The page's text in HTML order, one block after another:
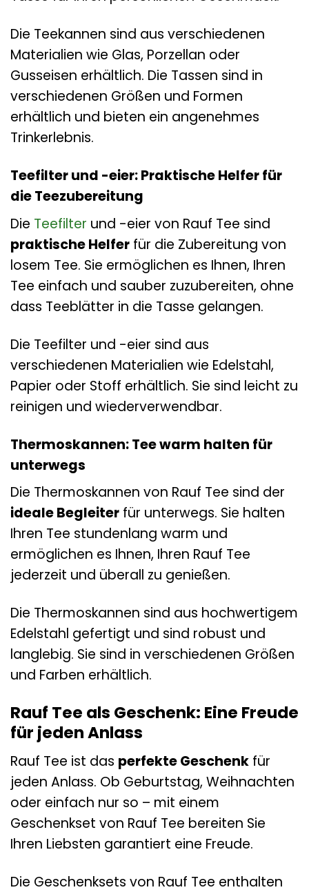
Die Teekannen sind aus verschiedenen
Materialien wie Glas, Porzellan oder
Gusseisen erhältlich. Die Tassen sind in
verschiedenen Größen und Formen
erhältlich und bieten ein angenehmes
Trinkerlebnis.
Teefilter und -eier: Praktische Helfer für
die Teezubereitung
Die Teefilter und -eier von Rauf Tee sind
praktische Helfer für die Zubereitung von
losem Tee. Sie ermöglichen es Ihnen, Ihren
Tee einfach und sauber zuzubereiten, ohne
dass Teeblätter in die Tasse gelangen.
Die Teefilter und -eier sind aus
verschiedenen Materialien wie Edelstahl,
Papier oder Stoff erhältlich. Sie sind leicht zu
reinigen und wiederverwendbar.
Thermoskannen: Tee warm halten für
unterwegs
Die Thermoskannen von Rauf Tee sind der
ideale Begleiter für unterwegs. Sie halten
Ihren Tee stundenlang warm und
ermöglichen es Ihnen, Ihren Rauf Tee
jederzeit und überall zu genießen.
Die Thermoskannen sind aus hochwertigem
Edelstahl gefertigt und sind robust und
langlebig. Sie sind in verschiedenen Größen
und Farben erhältlich.
Rauf Tee als Geschenk: Eine Freude
für jeden Anlass
Rauf Tee ist das perfekte Geschenk für
jeden Anlass. Ob Geburtstag, Weihnachten
oder einfach nur so – mit einem
Geschenkset von Rauf Tee bereiten Sie
Ihren Liebsten garantiert eine Freude.
Die Geschenksets von Rauf Tee enthalten